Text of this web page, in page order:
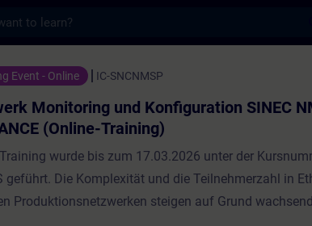
und Konfiguration SINEC NMS
Event - Online IC-SNCNMSP
Monitoring und Konfiguration SINEC
(Online-Training)
wurde bis zum 17.03.2026 unter der
geführt. Die Komplexität und die Teilnehmerzahl in
Produktionsnetzwerken steigen auf Grund